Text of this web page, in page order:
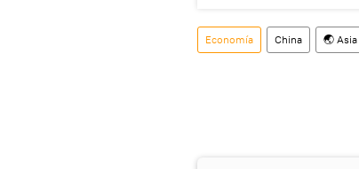
Economía China 🌏 Asia